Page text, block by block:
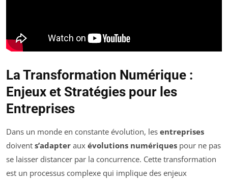
La Transformation Numérique :
Enjeux et Stratégies pour les
Entreprises
Dans un monde en constante évolution, les entreprises
doivent s’adapter aux évolutions numériques pour ne pas
se laisser distancer par la concurrence. Cette transformation
est un processus complexe qui implique des enjeux